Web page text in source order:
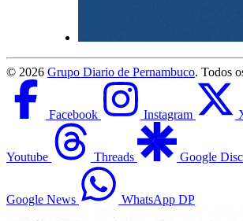
© 2026 Grupo Diario de Pernambuco. Todos
Facebook Instagram
Youtube Threads Google
Google News WhatsApp DP